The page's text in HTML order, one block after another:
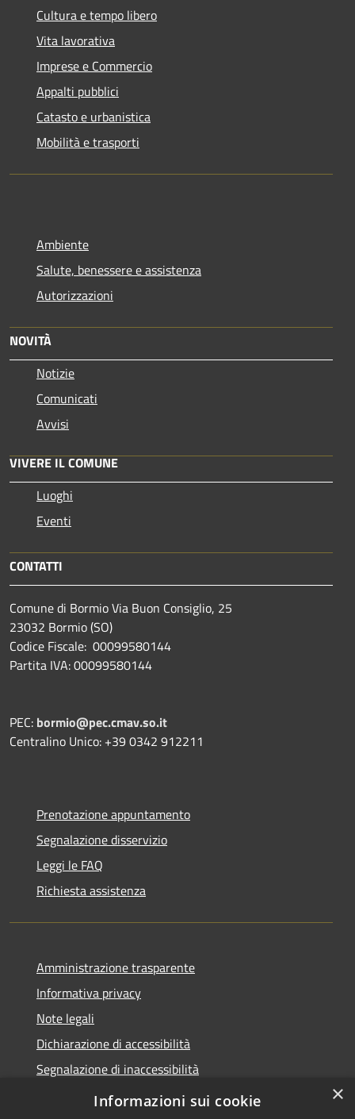
Cultura e tempo libero
Vita lavorativa
Imprese e Commercio
Appalti pubblici
Catasto e urbanistica
Mobilità e trasporti
Ambiente
Salute, benessere e assistenza
Autorizzazioni
NOVITÀ
Notizie
Comunicati
Avvisi
VIVERE IL COMUNE
Luoghi
Eventi
CONTATTI
Comune di Bormio Via Buon Consiglio, 25
23032 Bormio (SO)
Codice Fiscale: 00099580144
Partita IVA: 00099580144
PEC: bormio@pec.cmav.so.it
Centralino Unico: +39 0342 912211
Prenotazione appuntamento
Segnalazione disservizio
Leggi le FAQ
Richiesta assistenza
Amministrazione trasparente
Informativa privacy
Note legali
Dichiarazione di accessibilità
Segnalazione di inaccessibilità
Whistleblowing segnalazione illeciti
×
Informazioni sui cookie